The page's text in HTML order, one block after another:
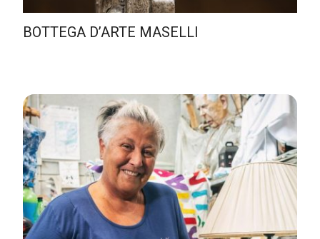
BOTTEGA D’ARTE MASELLI